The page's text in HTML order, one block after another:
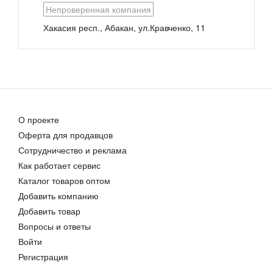
Цена договорная
Непроверенная компания
Хакасия респ., Абакан, ул.Кравченко, 11
О проекте
Оферта для продавцов
Сотрудничество и реклама
Как работает сервис
Каталог товаров оптом
Добавить компанию
Добавить товар
Вопросы и ответы
Войти
Регистрация